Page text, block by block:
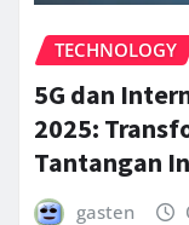
TECHNOLOGY
5G dan
2025:
Tantangan
gasten